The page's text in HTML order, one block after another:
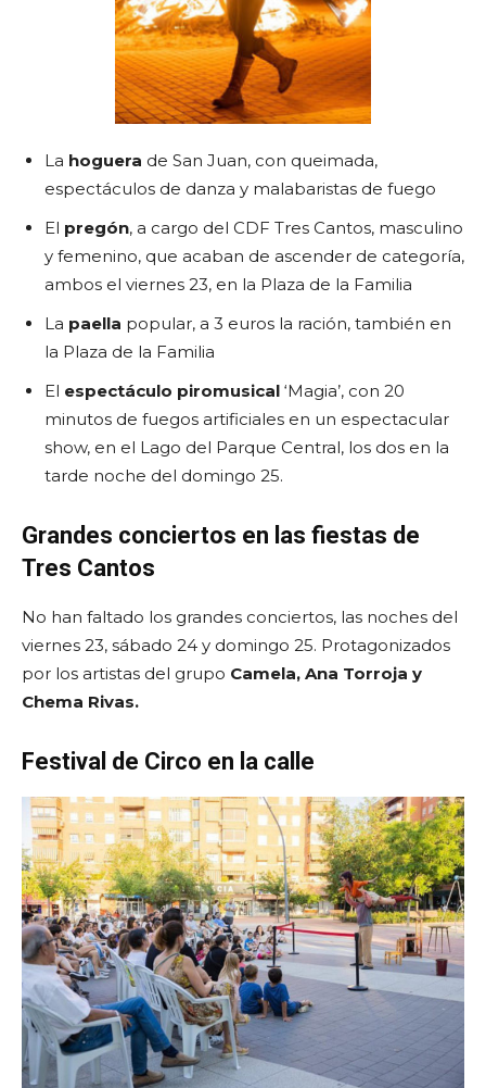
La hoguera de San Juan, con queimada,
espectáculos de danza y malabaristas de fuego
El pregón, a cargo del CDF Tres Cantos, masculino
y femenino, que acaban de ascender de categoría,
ambos el viernes 23, en la Plaza de la Familia
La paella popular, a 3 euros la ración, también en
la Plaza de la Familia
El espectáculo piromusical ‘Magia’, con 20
minutos de fuegos artificiales en un espectacular
show, en el Lago del Parque Central, los dos en la
tarde noche del domingo 25.
Grandes conciertos en las fiestas de
Tres Cantos
No han faltado los grandes conciertos, las noches del
viernes 23, sábado 24 y domingo 25. Protagonizados
por los artistas del grupo Camela, Ana Torroja y
Chema Rivas.
Festival de Circo en la calle